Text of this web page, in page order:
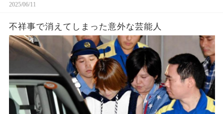
2025/06/11
不祥事で消えてしまった意外な芸能人